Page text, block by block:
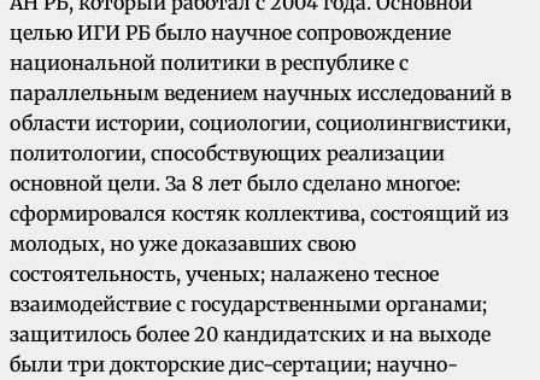
целью ИГИ РБ было научное сопровождение
национальной политики в республике с
параллельным ведением научных исследований в
области истории, социологии, социолингвистики,
политологии, способствующих реализации
основной цели. За 8 лет было сделано многое:
сформировался костяк коллектива, состоящий из
молодых, но уже доказавших свою
состоятельность, ученых; налажено тесное
взаимодействие с государственными органами;
защитилось более 20 кандидатских и на выходе
были три докторские диc-cepтации; научно-